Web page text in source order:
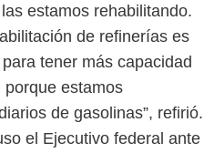
estamos rehabilitando.
de refinerías es
tener más capacidad
estamos
de gasolinas”, refirió.
el Ejecutivo federal ante